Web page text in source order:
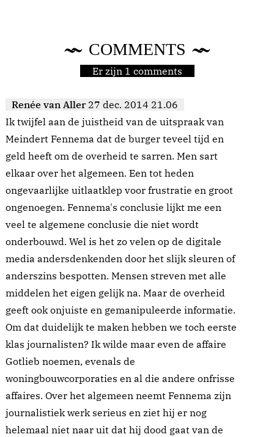
COMMENTS
Er zijn 1 comments
Renée van Aller 27 dec. 2014 21.06
Ik twijfel aan de juistheid van de uitspraak van
Meindert Fennema dat de burger teveel tijd en
geld heeft om de overheid te sarren. Men sart
elkaar over het algemeen. Een tot heden
ongevaarlijke uitlaatklep voor frustratie en groot
ongenoegen. Fennema's conclusie lijkt me een
veel te algemene conclusie die niet wordt
onderbouwd. Wel is het zo velen op de digitale
media andersdenkenden door het slijk sleuren of
anderszins bespotten. Mensen streven met alle
middelen het eigen gelijk na. Maar de overheid
geeft ook onjuiste en gemanipuleerde informatie.
Om dat duidelijk te maken hebben we toch eerste
klas journalisten? Ik wilde maar even de affaire
Gotlieb noemen, evenals de
woningbouwcorporaties en al die andere onfrisse
affaires. Over het algemeen neemt Fennema zijn
journalistiek werk serieus en ziet hij er nog
helemaal niet naar uit dat hij dood gaat van de